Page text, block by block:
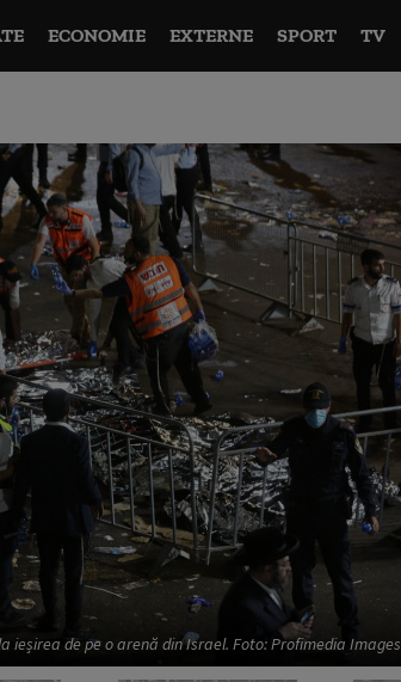
ECONOMIE EXTERNE SPORT TV
ieșirea de pe o arenă din Israel. Foto: Profimedia Images